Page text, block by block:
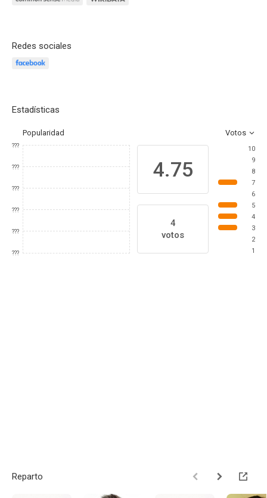
Redes sociales
Estadísticas
Popularidad Votos
???
???
???
???
???
???
4.75
4
votos
10
9
8
7
6
5
4
3
2
1
Reparto